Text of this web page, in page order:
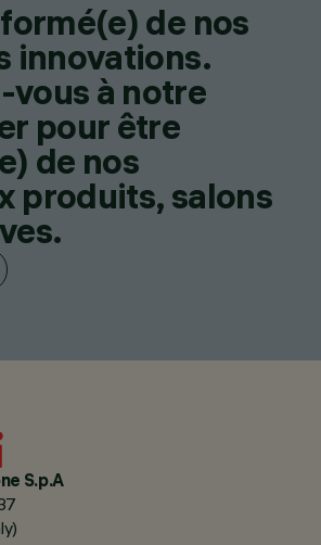
de nos
innovations.
vous à notre
pour être
de nos
produits, salons
S.p.A